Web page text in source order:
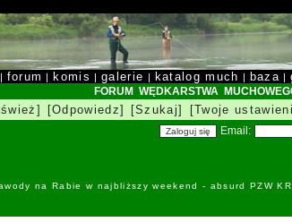
| forum | komis |galerie | katalog much | baza |
FORUM WĘDKARSTWA
[Odpowiedz] [Szukaj] [Twoje
Email:
na Rabie w najbliższy weekend - absurd PZW